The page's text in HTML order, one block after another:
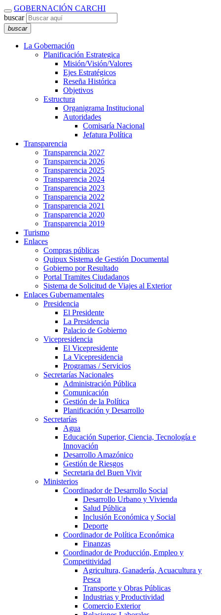
GOBERNACIÓN CARCHI
buscar
buscar
La Gobernación
Planificación Estrategica
Misión/Visión/Valores
Ejes Estratégicos
Reseña Histórica
Objetivos
Estructura
Organigrama Institucional
Autoridades
Comisaría Nacional
Jefatura Política
Transparencia
Transparencia 2027
Transparencia 2026
Transparencia 2025
Transparencia 2024
Transparencia 2023
Transparencia 2022
Transparencia 2021
Transparencia 2020
Transparencia 2019
Turismo
Enlaces
Compras públicas
Quipux Sistema de Gestión Documental
Gobierno por Resultado
Portal Tramites Ciudadanos
Sistema de Solicitud de Viajes al Exterior
Enlaces Gubernamentales
Presidencia
El Presidente
La Presidencia
Palacio de Gobierno
Vicepresidencia
El Vicepresidente
La Vicepresidencia
Programas / Servicios
Secretarías Nacionales
Administración Pública
Comunicación
Gestión de la Política
Planificación y Desarrollo
Secretarías
Agua
Educación Superior, Ciencia, Tecnología e
Innovación
Desarrollo Amazónico
Gestión de Riesgos
Secretaria del Buen Vivir
Ministerios
Coordinador de Desarrollo Social
Desarrollo Urbano y Vivienda
Salud Pública
Inclusión Económica y Social
Deporte
Coordinador de Política Económica
Finanzas
Coordinador de Producción, Empleo y
Competitividad
Agricultura, Ganadería, Acuacultura y
Pesca
Transporte y Obras Públicas
Industrias y Productividad
Comercio Exterior